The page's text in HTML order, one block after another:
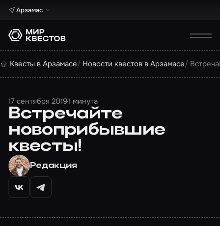
Арзамас
Квесты в Арзамасе Новости квестов в Арзамасе
17 сентября 20191 минута
Встречайте
новоприбывшие
квесты!
Редакция